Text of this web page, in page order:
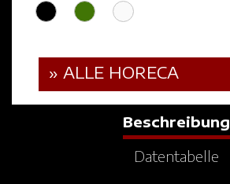
» ALLE HORECA
Beschreibung
Datentabelle